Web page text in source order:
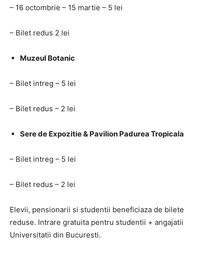
– 16 octombrie – 15 martie – 5 lei
– Bilet redus 2 lei
Muzeul Botanic
– Bilet intreg – 5 lei
– Bilet redus – 2 lei
Sere de Expozitie & Pavilion Padurea Tropicala
– Bilet intreg – 5 lei
– Bilet redus – 2 lei
Elevii, pensionarii si studentii beneficiaza de bilete
reduse. Intrare gratuita pentru studentii + angajatii
Universitatii din Bucuresti.